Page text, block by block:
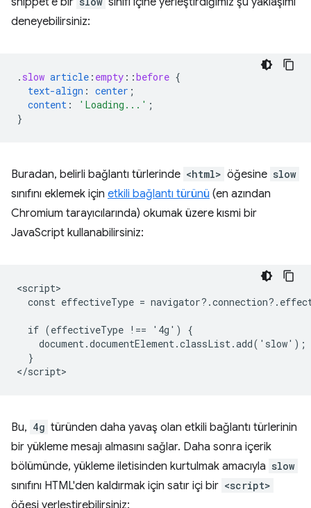
deneyebilirsiniz:
. slow article : empty ::before {
text-align : center ;
content : 'Loading...' ;
}
Buradan, belirli bağlantı türlerinde <html> öğesine slow
sınıfını eklemek için etkili bağlantı türünü (en azından
Chromium tarayıcılarında) okumak üzere kısmi bir
JavaScript kullanabilirsiniz:
<script>
const effectiveType =
  if (effectiveType !== '4g') {
    document.documentElement.classList.add('slow');
  }
Bu, 4g türünden daha yavaş olan etkili bağlantı türlerinin
bir yükleme mesajı almasını sağlar. Daha sonra içerik
bölümünde, yükleme iletisinden kurtulmak amacıyla slow
sınıfını HTML'den kaldırmak için satır içi bir <script>